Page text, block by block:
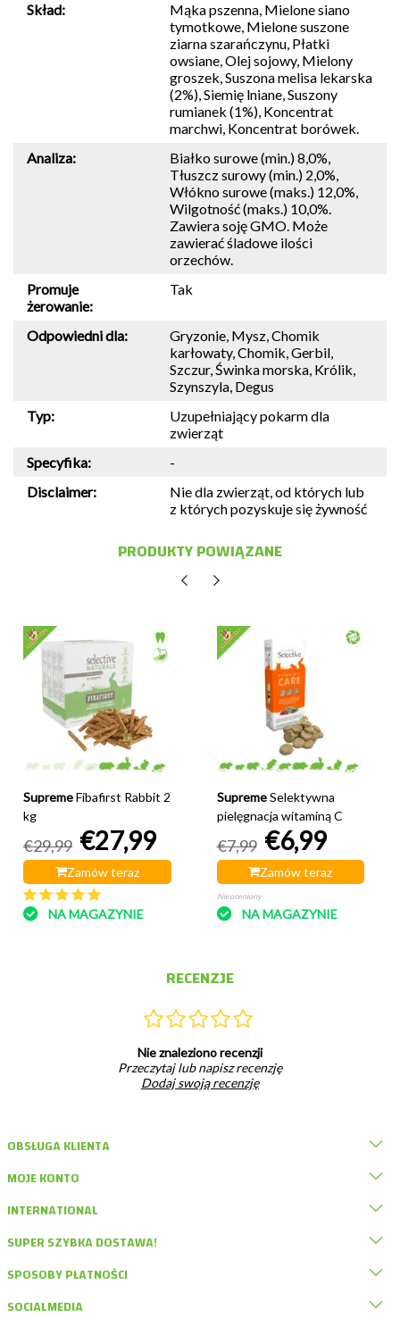
Skład:
Mąka pszenna, Mielone siano
tymotkowe, Mielone suszone
ziarna szarańczynu, Płatki
owsiane, Olej sojowy, Mielony
groszek, Suszona melisa lekarska
(2%), Siemię lniane, Suszony
rumianek (1%), Koncentrat
marchwi, Koncentrat borówek.
Analiza:
Białko surowe (min.) 8,0%,
Tłuszcz surowy (min.) 2,0%,
Włókno surowe (maks.) 12,0%,
Wilgotność (maks.) 10,0%.
Zawiera soję GMO. Może
zawierać śladowe ilości
orzechów.
Promuje
żerowanie:
Tak
Odpowiedni dla:
Gryzonie, Mysz, Chomik
karłowaty, Chomik, Gerbil,
Szczur, Świnka morska, Królik,
Szynszyla, Degus
Typ:
Uzupełniający pokarm dla
zwierząt
Specyfika:
-
Disclaimer:
Nie dla zwierząt, od których lub
z których pozyskuje się żywność
PRODUKTY POWIĄZANE
SupremeFibafirst Rabbit 2
kg
€29,99 €27,99
Zamów teraz
NA MAGAZYNIE
Supreme Selektywna
pielęgnacja witaminą C
€7,99 €6,99
Zamów teraz
Nieoceniony
NA MAGAZYNIE
RECENZJE
Nie znaleziono recenzji
Przeczytaj lub napisz recenzję
Dodaj swoją recenzję
OBSŁUGA KLIENTA
MOJE KONTO
INTERNATIONAL
SUPER SZYBKA DOSTAWA!
SPOSOBY PŁATNOŚCI
SOCIALMEDIA